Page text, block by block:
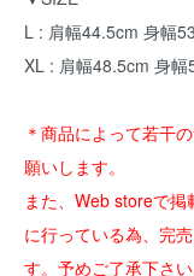
L : 肩幅44.5cm 身幅
XL : 肩幅48.5cm 身
＊商品によって若干
願いします。
また、Web storeで
に行っている為、完
す。予めご了承下さい